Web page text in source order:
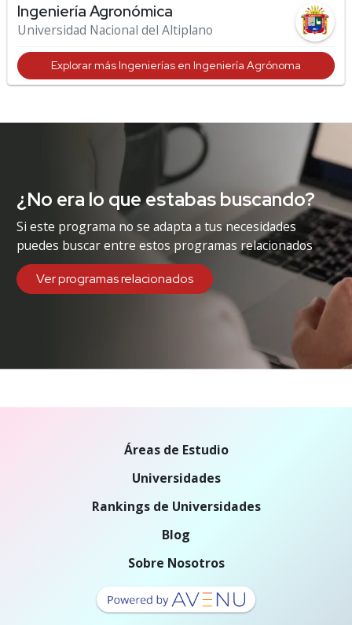
Ingeniería Agronómica
Universidad Nacional del Altiplano
Explorar más Ingenierías en Ingeniería Agrónoma
¿No era lo que estabas buscando?
Si este programa no se adapta a tus necesidades
puedes buscar entre estos programas relacionados
Ver programas relacionados
Áreas de Estudio
Universidades
Rankings de Universidades
Blog
Sobre Nosotros